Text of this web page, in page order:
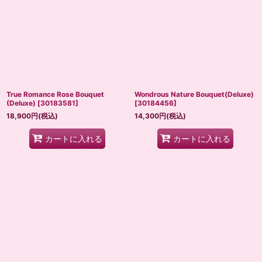
True Romance Rose Bouquet
(Deluxe) [30183581]
18,900円(税込)
カートに入れる
Wondrous Nature Bouquet(Deluxe)
[30184456]
14,300円(税込)
カートに入れる